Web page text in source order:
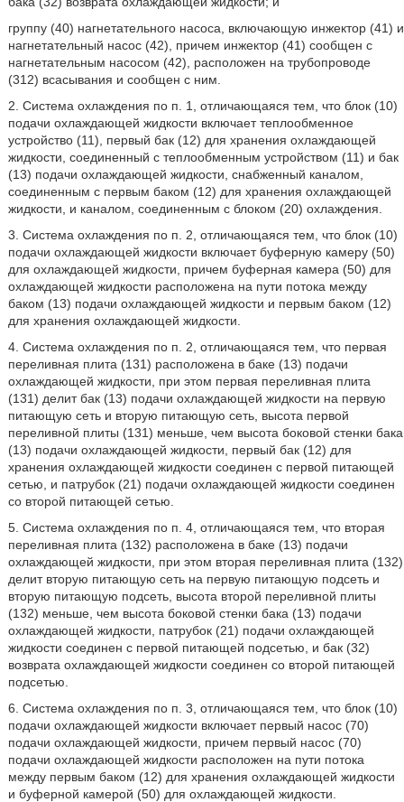
группу (40) нагнетательного насоса, включающую инжектор (41) и
нагнетательный насос (42), причем инжектор (41) сообщен с
нагнетательным насосом (42), расположен на трубопроводе
(312) всасывания и сообщен с ним.
2. Система охлаждения по п. 1, отличающаяся тем, что блок (10)
подачи охлаждающей жидкости включает теплообменное
устройство (11), первый бак (12) для хранения охлаждающей
жидкости, соединенный с теплообменным устройством (11) и бак
(13) подачи охлаждающей жидкости, снабженный каналом,
соединенным с первым баком (12) для хранения охлаждающей
жидкости, и каналом, соединенным с блоком (20) охлаждения.
3. Система охлаждения по п. 2, отличающаяся тем, что блок (10)
подачи охлаждающей жидкости включает буферную камеру (50)
для охлаждающей жидкости, причем буферная камера (50) для
охлаждающей жидкости расположена на пути потока между
баком (13) подачи охлаждающей жидкости и первым баком (12)
для хранения охлаждающей жидкости.
4. Система охлаждения по п. 2, отличающаяся тем, что первая
переливная плита (131) расположена в баке (13) подачи
охлаждающей жидкости, при этом первая переливная плита
(131) делит бак (13) подачи охлаждающей жидкости на первую
питающую сеть и вторую питающую сеть, высота первой
переливной плиты (131) меньше, чем высота боковой стенки бака
(13) подачи охлаждающей жидкости, первый бак (12) для
хранения охлаждающей жидкости соединен с первой питающей
сетью, и патрубок (21) подачи охлаждающей жидкости соединен
со второй питающей сетью.
5. Система охлаждения по п. 4, отличающаяся тем, что вторая
переливная плита (132) расположена в баке (13) подачи
охлаждающей жидкости, при этом вторая переливная плита (132)
делит вторую питающую сеть на первую питающую подсеть и
вторую питающую подсеть, высота второй переливной плиты
(132) меньше, чем высота боковой стенки бака (13) подачи
охлаждающей жидкости, патрубок (21) подачи охлаждающей
жидкости соединен с первой питающей подсетью, и бак (32)
возврата охлаждающей жидкости соединен со второй питающей
подсетью.
6. Система охлаждения по п. 3, отличающаяся тем, что блок (10)
подачи охлаждающей жидкости включает первый насос (70)
подачи охлаждающей жидкости, причем первый насос (70)
подачи охлаждающей жидкости расположен на пути потока
между первым баком (12) для хранения охлаждающей жидкости
и буферной камерой (50) для охлаждающей жидкости.